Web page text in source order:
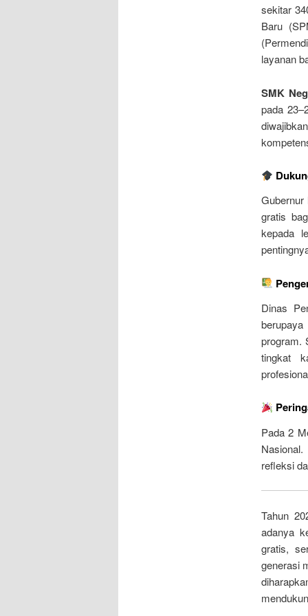
sekitar
Baru
layanan
SMK
pada
Gubernur
gratis
kepada
Dinas
program.
tingkat
Pada 2
refleksi
Tahun
adanya
gratis,
generasi